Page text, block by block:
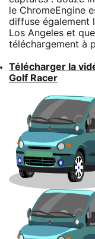
le ChromeEngine
diffuse également
Los Angeles et
téléchargement à
Télécharger la
Golf Racer